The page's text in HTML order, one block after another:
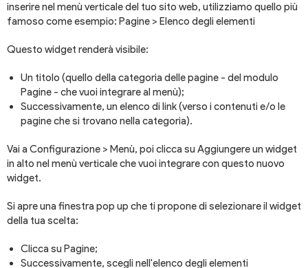
inserire nel menù verticale del tuo sito web, utilizziamo quello più
famoso come esempio: Pagine > Elenco degli elementi
Questo widget renderà visibile:
Un titolo (quello della categoria delle pagine - del modulo
Pagine - che vuoi integrare al menù);
Successivamente, un elenco di link (verso i contenuti e/o le
pagine che si trovano nella categoria).
Vai a Configurazione > Menù, poi clicca su Aggiungere un widget
in alto nel menù verticale che vuoi integrare con questo nuovo
widget.
Si apre una finestra pop up che ti propone di selezionare il widget
della tua scelta:
Clicca su Pagine;
Successivamente, scegli nell'elenco degli elementi